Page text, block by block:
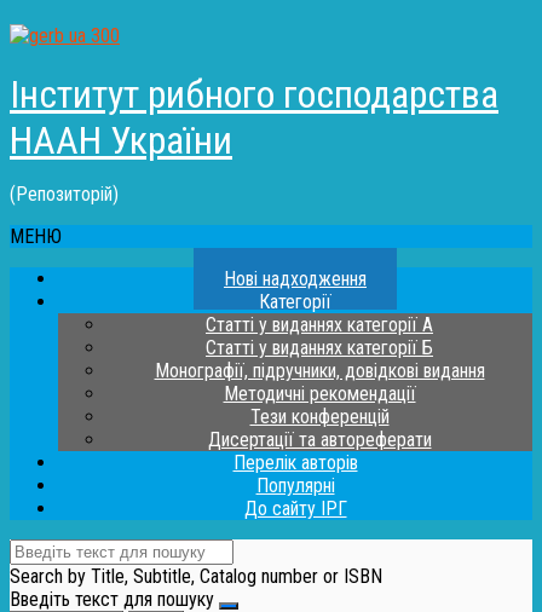
Інститут рибного господарства
НААН України
(Репозиторій)
МЕНЮ
Нові надходження
Категорії
Статті у виданнях категорії А
Статті у виданнях категорії Б
Монографії, підручники, довідкові видання
Методичні рекомендації
Тези конференцій
Дисертації та автореферати
Перелік авторів
Популярні
До сайту ІРГ
Search by Title, Subtitle, Catalog number or ISBN
Введіть текст для пошуку